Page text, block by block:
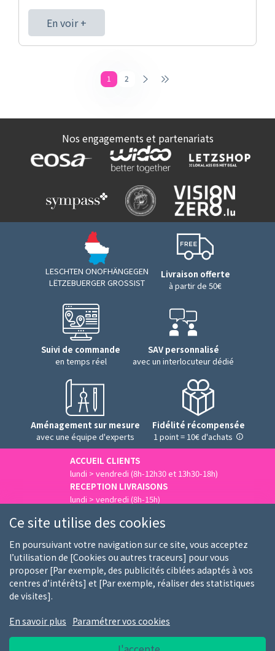
En voir +
1 2
Nos engagements et partenariats
LESCHTEN ONOFHÄNGEGEN
LËTZEBUERGER GROSSIST
Livraison offerte
à partir de 50€
Suivi de commande
en temps réel
SAV personnalisé
avec un interlocuteur dédié
Aménagement sur mesure
avec une équipe d'experts
Fidélité récompensée
1 point = 10€ d'achats
ACCUEIL CLIENTS
lundi > vendredi (8h-12h30 et 13h30-18h)
RECEPTION LIVRAISONS
lundi > vendredi (8h-15h)
Qui sommes-nous Nos clients
Nos marques
Conditions générales d'utilisation
Ce site utilise des cookies
En poursuivant votre navigation sur ce site, vous acceptez
l’utilisation de [Cookies ou autres traceurs] pour vous
proposer [Par exemple, des publicités ciblées adaptés à vos
centres d’intérêts] et [Par exemple, réaliser des statistiques
de visites].
En savoir plus Paramétrer vos cookies